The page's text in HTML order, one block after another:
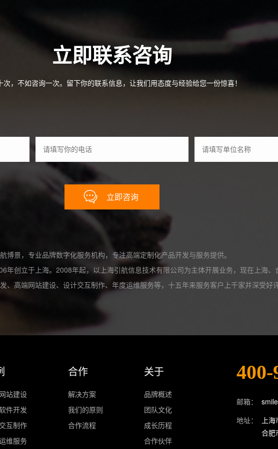
人工智能定制开发 高端网站
优势
案例
立即联系咨询
次，不如咨询一次。留下你的联系信息，让我们用态度与经验给您一份惊喜！
立即咨询
博景，专业品牌数字化服务机构，专注高端定制化产品开发与服务提供。
年创立于上海。2008年起，以上海引航信息技术有限公司为主体开展业务，现在上海、
、高端网站建设、设计交互制作、年度运维服务等，十五年来服务客户上千家并深受好评
站建设
件开发
互制作
维服务
合作
解决方案
我们的原则
合作流程
关于
品牌概述
团队文化
成长历程
合作伙伴
400-
邮箱：
地址：
上
合肥